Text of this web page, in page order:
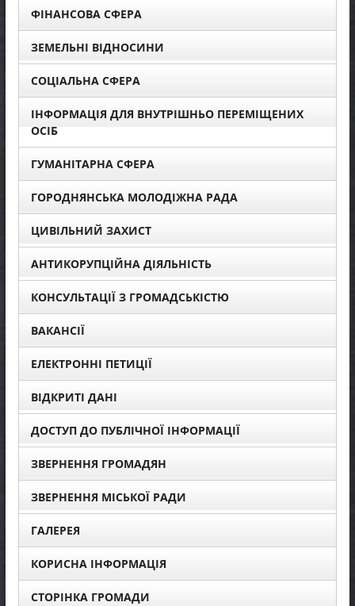
ФІНАНСОВА СФЕРА
ЗЕМЕЛЬНІ ВІДНОСИНИ
СОЦІАЛЬНА СФЕРА
ІНФОРМАЦІЯ ДЛЯ ВНУТРІШНЬО ПЕРЕМІЩЕНИХ
ОСІБ
ГУМАНІТАРНА СФЕРА
ГОРОДНЯНСЬКА МОЛОДІЖНА РАДА
ЦИВІЛЬНИЙ ЗАХИСТ
АНТИКОРУПЦІЙНА ДІЯЛЬНІСТЬ
КОНСУЛЬТАЦІЇ З ГРОМАДСЬКІСТЮ
ВАКАНСІЇ
ЕЛЕКТРОННІ ПЕТИЦІЇ
ВІДКРИТІ ДАНІ
ДОСТУП ДО ПУБЛІЧНОЇ ІНФОРМАЦІЇ
ЗВЕРНЕННЯ ГРОМАДЯН
ЗВЕРНЕННЯ МІСЬКОЇ РАДИ
ГАЛЕРЕЯ
КОРИСНА ІНФОРМАЦІЯ
СТОРІНКА ГРОМАДИ